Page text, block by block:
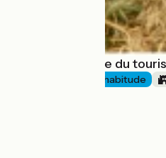
Incontournable du
J'ai l'habitude